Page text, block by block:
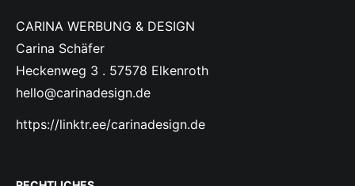
CARINA WERBUNG & DESIGN
Carina Schäfer
Heckenweg 3 . 57578 Elkenroth
hello@carinadesign.de
https://linktr.ee/carinadesign.de